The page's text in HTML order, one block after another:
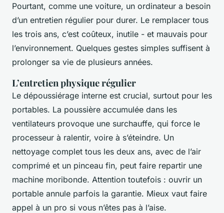
Pourtant, comme une voiture, un ordinateur a besoin
d’un entretien régulier pour durer. Le remplacer tous
les trois ans, c’est coûteux, inutile - et mauvais pour
l’environnement. Quelques gestes simples suffisent à
prolonger sa vie de plusieurs années.
L’entretien physique régulier
Le dépoussiérage interne est crucial, surtout pour les
portables. La poussière accumulée dans les
ventilateurs provoque une surchauffe, qui force le
processeur à ralentir, voire à s’éteindre. Un
nettoyage complet tous les deux ans, avec de l’air
comprimé et un pinceau fin, peut faire repartir une
machine moribonde. Attention toutefois : ouvrir un
portable annule parfois la garantie. Mieux vaut faire
appel à un pro si vous n’êtes pas à l’aise.